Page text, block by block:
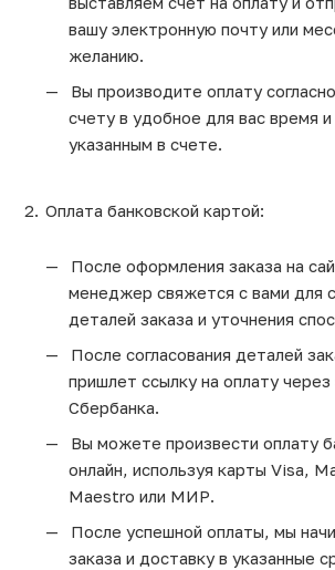
вашу электронную почту или
желанию.
Вы производите оплату
счету в удобное для вас время
указанным в счете.
Оплата банковской картой:
После оформления заказа на
менеджер свяжется с вами для
деталей заказа и уточнения
После согласования деталей
пришлет ссылку на оплату через
Сбербанка.
Вы можете произвести оплату
онлайн, используя карты Visa,
Maestro или МИР.
После успешной оплаты, мы
заказа и доставку в указанные